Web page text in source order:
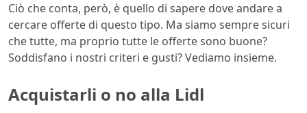
Ciò che conta, però, è quello di sapere dove andare a
cercare offerte di questo tipo. Ma siamo sempre sicuri
che tutte, ma proprio tutte le offerte sono buone?
Soddisfano i nostri criteri e gusti? Vediamo insieme.
Acquistarli o no alla Lidl